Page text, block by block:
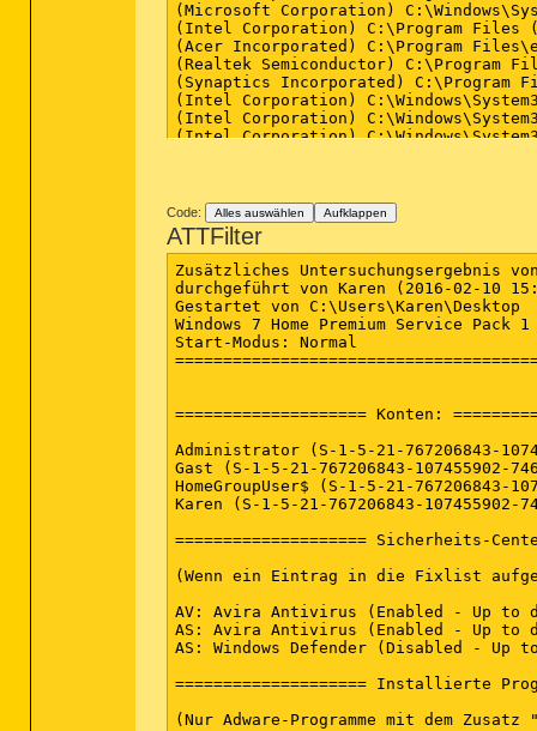
Code: Alles auswählen Aufklappen
ATTFilter
Zusätzliches Untersuchungsergebnis
durchgeführt von Karen (2016-02-10
Gestartet von C:\Users\Karen\Desktop
Windows 7 Home Premium Service
Start-Modus: Normal
==================== Konten:
Administrator (S-1-5-21-767206843-
Gast (S-1-5-21-767206843-107455902-
HomeGroupUser$ (S-1-5-21-767206843-
Karen (S-1-5-21-767206843-
==================== Sicherheits-
(Wenn ein Eintrag in die Fixlist
AV: Avira Antivirus (Enabled - Up to
AS: Avira Antivirus (Enabled - Up to
AS: Windows Defender (Disabled - Up to
==================== Installierte
(Nur Adware-Programme mit dem